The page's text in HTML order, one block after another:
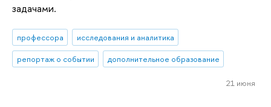
задачами.
профессора
исследования и аналитика
репортаж о событии
дополнительное образование
21 июня